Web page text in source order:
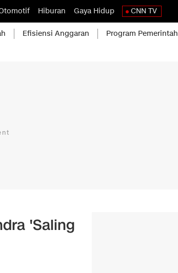
Hiburan Gaya Hidup CNN TV
Efisiensi Anggaran Program Pemerintah
'Saling